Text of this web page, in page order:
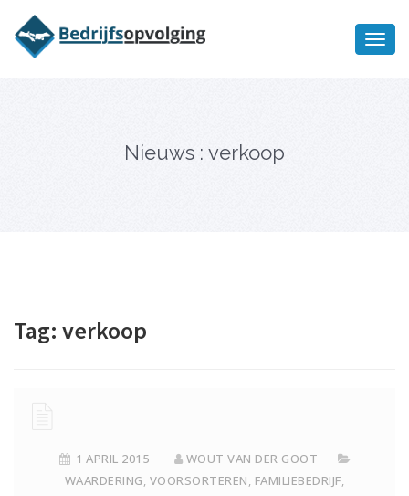
Nieuws : verkoop
Tag: verkoop
1 APRIL 2015
WOUT VAN DER GOOT
WAARDERING, VOORSORTEREN, FAMILIEBEDRIJF,
bedrijfsopvolging voor fiscaal
juridisch advies
Ik wil meer informatie